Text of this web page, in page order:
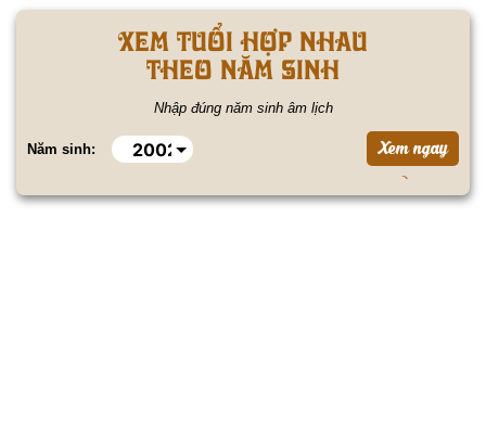
XEM TUỔI HỢP NHAU
THEO NĂM SINH
Nhập đúng năm sinh âm lịch
Năm sinh: